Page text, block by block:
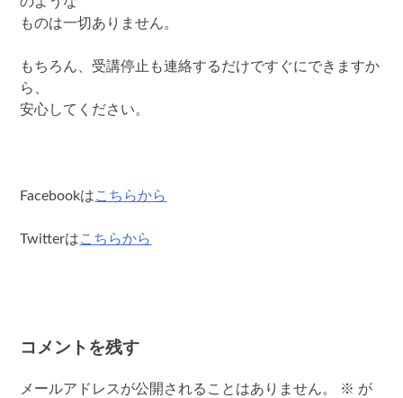
ものは一切ありません。
もちろん、受講停止も連絡するだけですぐにできますか
ら、
安心してください。
Facebookはこちらから
Twitterはこちらから
コメントを残す
メールアドレスが公開されることはありません。 ※ が